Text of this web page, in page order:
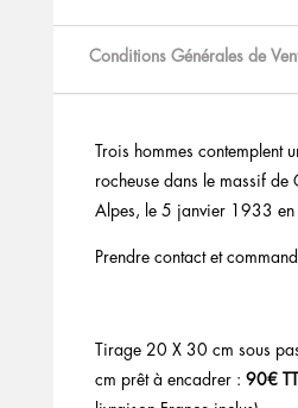
Conditions Générales de
Trois hommes contemplent
rocheuse dans le massif de
Alpes, le 5 janvier 1933 en
Prendre contact et
Tirage 20 X 30 cm sous
cm prêt à encadrer : 90€